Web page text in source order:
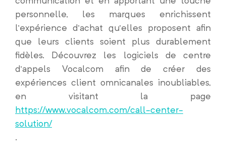
personnelle, les marques enrichissent
l’expérience d’achat qu’elles proposent afin
que leurs clients soient plus durablement
fidèles. Découvrez les logiciels de centre
d’appels Vocalcom afin de créer des
expériences client omnicanales inoubliables,
en visitant la page
https://www.vocalcom.com/call-center-
solution/
.